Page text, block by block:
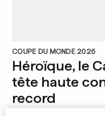
COUPE DU MONDE 2026
Héroïque, le
tête haute
record